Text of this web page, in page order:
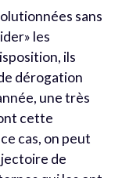
sans
les
ils
dérogation
une très
cette
cas, on peut
de